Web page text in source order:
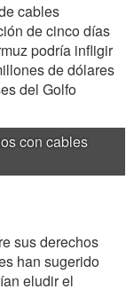
cables
de cinco días
podría infligir
de dólares
del Golfo
con cables
sus derechos
han sugerido
eludir el